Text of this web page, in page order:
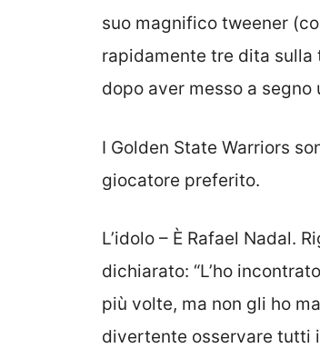
suo magnifico tweener
rapidamente tre dita sulla
dopo aver messo a
I Golden State Warriors
giocatore preferito.
L’idolo – È Rafael Nadal.
dichiarato: “L’ho
più volte, ma non gli ho
divertente osservare tutti